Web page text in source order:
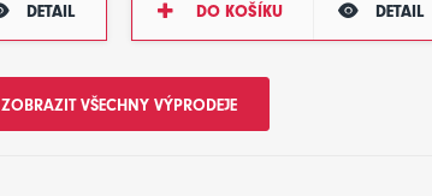
DETAIL DO KOŠÍKU DETAIL
ZOBRAZIT VŠECHNY VÝPRODEJE